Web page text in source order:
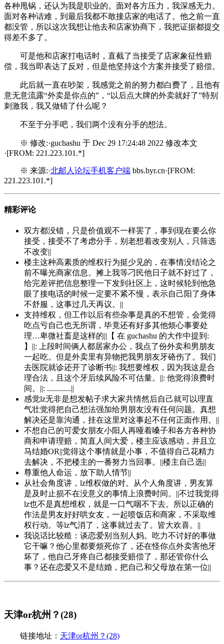
各种甩锅，还认为我是职业的。面对各方压力，我深感无力。
面对各种诘难，到最后我都不敢接店家的电话了。他之前一直
都没管，所以这次我想让他去和店家协商下，我把证据都提交
得差不多了。
可是他和店家打电话时，直截了当接受了店家象征性赔
偿，我当即表达了反对，但是他坚持这个方案并接受了赔偿。
此后就一直在吵架，我感觉之前的努力都白费了，且他有
意无意流露“外卖是你点的”，“以后点大牌的外卖就好了”特别
刺激我，我又做错了什么呢？
不至于分手吧，我们两个没有分手的想法。
※ 修改:·guchashu 于 Dec 29 17:24:48 2022 修改本文
·[FROM: 221.223.101.*]
※ 来源:·北邮人论坛手机客户端 bbs.byr.cn·[FROM:
221.223.101.*]
精彩评论
双方都没错，只是价值观不一样罢了，事到现在要么你
接受，接受不了考虑分手，别老想着改变别人，只筛选
不改变||
楼主这种高素质的维权行为挺少见的，在事情没结论之
前不曝光商家信息。摊上我等刁民他日子就不好过了，
给完差评把信息整理一下发到社区上，这时候轮到他急
眼了接电话的时候一定要不紧不慢，表示自己阳了身体
不舒服，这事过几天再议。||
支持维权，但工作以后有些杂事是真的不想管，会觉得
吃点亏自己也无所谓，毕竟还有好多其他烦心事要处
理…卑微社畜是这样的||【 在 guchashu 的大作中提到:
】||: 上段时间俩人都居家办公，我点了份外卖和男朋友
一起吃。但是外卖里有异物把我男朋友牙硌伤了。我们
去医院就诊还开了诊断书||: 我想要维权，因为我这是合
理合法，且这个牙后续风险不可估量。||: 他觉得浪费时
间。||: ............||
感觉lz无非是想发帖子求大家共情然后自己就可以理直
气壮觉得把自己想法强加给男朋友没有任何问题。真想
解决还是靠沟通，挂在这里对这事起不任何正面作用。||
不想自己的可爱女朋友小阳人再哑着嗓子和各方各种协
商和申请理赔，简直人间大爱，楼主应该感动，并且立
马结婚OR||觉得这个事情就是小事，不值得自己花精力
去解决，不把楼主的一番努力当回事。||楼主自己选||
尊重他人命运，放下助人情节||
从社会角度讲，lz维权做的对。从个人角度讲，男友算
是及时止损不在没意义的事情上浪费时间。||不过我觉得
lz也不是真想维权，就是一口气咽不下去。所以正确的
作法是男友好好哄女友，一起喷饭店和商家，不采取维
权行动。等lz气消了，这事就过去了。皆大欢喜。||
我说话比较糙：谈恋爱别当别人妈。吃力不讨好的事做
它干嘛？他心里都要烦死你了，还在怪你点外卖害他牙
坏了，他自己牙疼自己都接受赔偿了，那还管你什么
事？还在恋爱又不是结婚，把自己和父母放在第一位||
天津or杭州？(28)
链接地址： 天津or杭州？(28)